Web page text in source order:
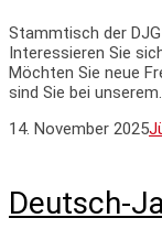
Stammtisch der
Interessieren Sie
Möchten Sie neue
sind Sie bei
14. November 2025
Deutsch-